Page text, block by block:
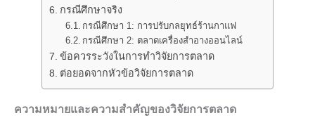
กรณีศึกษาจริง
กรณีศึกษา 1: การปรับกลยุทธ์ร้านกาแฟ
กรณีศึกษา 2: ตลาดเครื่องสำอางออนไลน์
ข้อควรระวังในการทำวิจัยการตลาด
ต่อยอดจากหัวข้อวิจัยการตลาด
ความหมายและความสำคัญของวิจัยการตลาด